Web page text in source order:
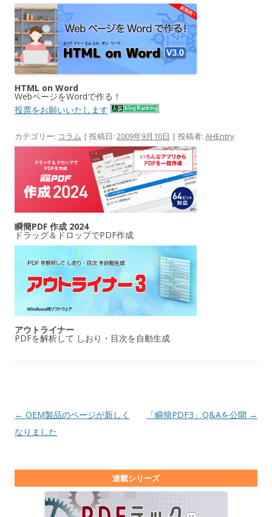
HTML on Word
WebページをWordで作る！
投票をお願いいたします
カテゴリー: コラム | 投稿日: 2009年9月10日 | 投稿者: AHEntry
瞬簡PDF 作成 2024
ドラッグ＆ドロップでPDF作成
アウトライナー
PDFを解析して しおり・目次を自動生成
投稿ナビゲーション
← OEM製品のページが新しく
なりました
「瞬簡PDF3」Q&Aを公開 →
連載シリーズ